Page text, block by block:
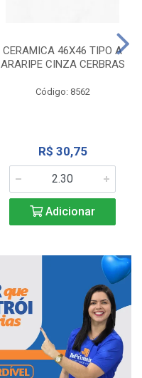
CERAMICA 46X46 TIPO A
ARARIPE CINZA CERBRAS
Código: 8562
R$ 30,75
Adicionar